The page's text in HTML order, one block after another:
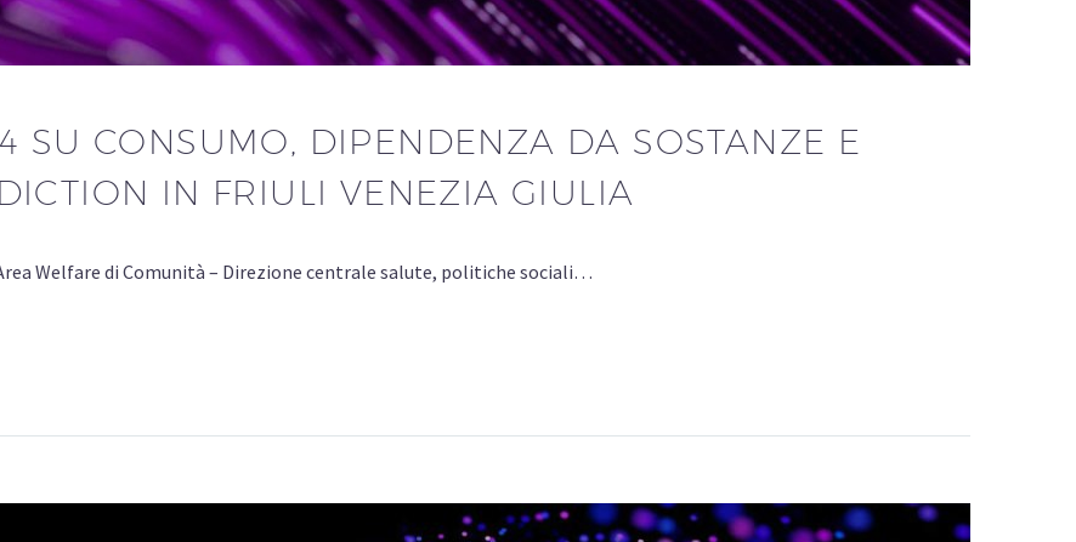
SU CONSUMO, DIPENDENZA DA SOSTANZE E
IN FRIULI VENEZIA GIULIA
Welfare di Comunità – Direzione centrale salute, politiche sociali…